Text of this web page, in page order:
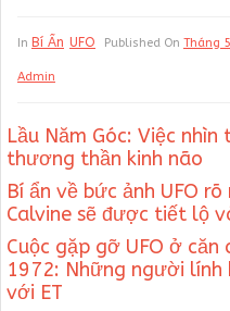
In Bí Ẩn UFO Published On Tháng
Admin
Lầu Năm Góc: Việc
thương thần kinh não
Bí ẩn về bức ảnh UFO
Calvine sẽ được tiết lộ
Cuộc gặp gỡ UFO ở
1972: Những người lính
với ET